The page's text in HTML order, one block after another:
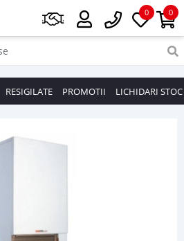
0
0
RESIGILATE PROMOTII LICHIDARI STOC